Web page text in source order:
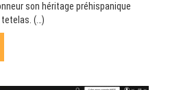
son héritage préhispanique
(…)